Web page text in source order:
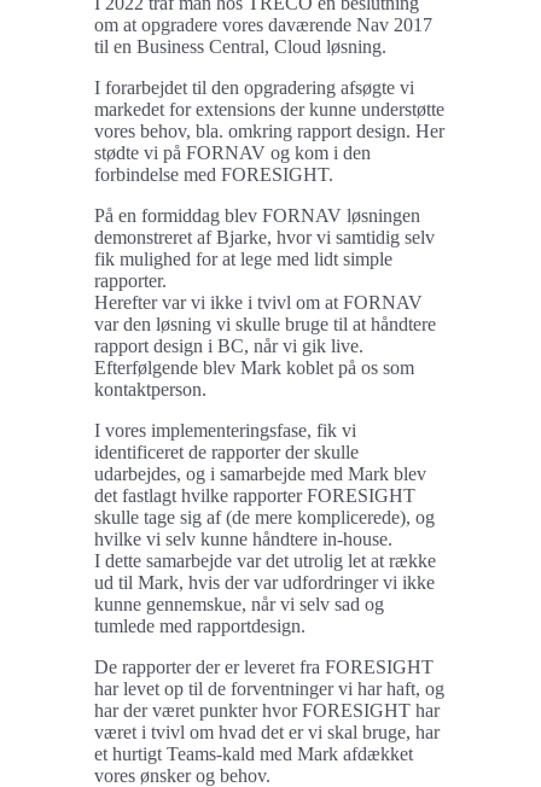
om at opgradere vores daværende Nav 2017
til en Business Central, Cloud løsning.
I forarbejdet til den opgradering afsøgte vi
markedet for extensions der kunne understøtte
vores behov, bla. omkring rapport design. Her
stødte vi på FORNAV og kom i den
forbindelse med FORESIGHT.
På en formiddag blev FORNAV løsningen
demonstreret af Bjarke, hvor vi samtidig selv
fik mulighed for at lege med lidt simple
rapporter.
Herefter var vi ikke i tvivl om at FORNAV
var den løsning vi skulle bruge til at håndtere
rapport design i BC, når vi gik live.
Efterfølgende blev Mark koblet på os som
kontaktperson.
I vores implementeringsfase, fik vi
identificeret de rapporter der skulle
udarbejdes, og i samarbejde med Mark blev
det fastlagt hvilke rapporter FORESIGHT
skulle tage sig af (de mere komplicerede), og
hvilke vi selv kunne håndtere in-house.
I dette samarbejde var det utrolig let at række
ud til Mark, hvis der var udfordringer vi ikke
kunne gennemskue, når vi selv sad og
tumlede med rapportdesign.
De rapporter der er leveret fra FORESIGHT
har levet op til de forventninger vi har haft, og
har der været punkter hvor FORESIGHT har
været i tvivl om hvad det er vi skal bruge, har
et hurtigt Teams-kald med Mark afdækket
vores ønsker og behov.